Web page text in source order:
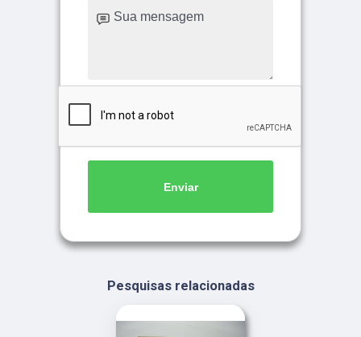
Enviar
Pesquisas relacionadas